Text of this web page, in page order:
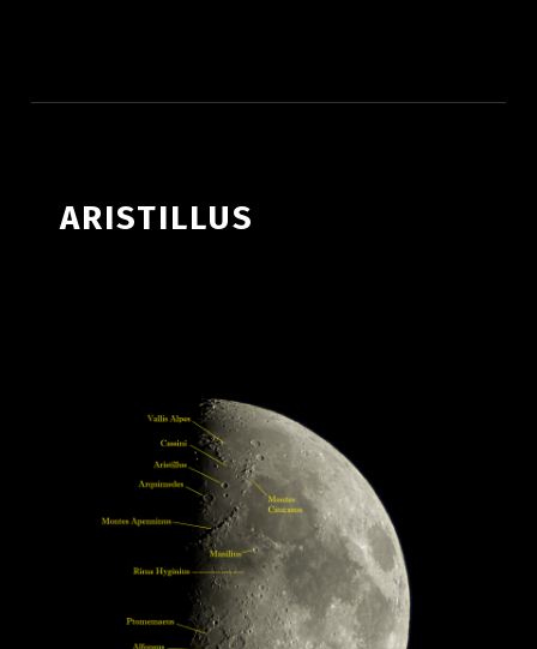
ARISTILLUS